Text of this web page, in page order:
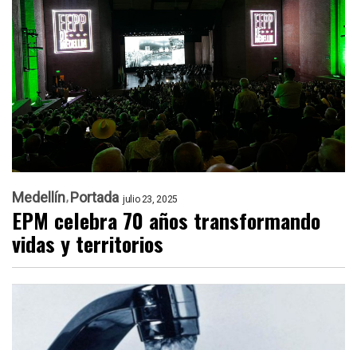
Medellín Portada julio 23, 2025
EPM celebra 70 años transformando
vidas y territorios